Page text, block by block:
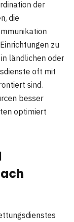
der
die
zu
ländlichen oder
oft mit
sind.
besser
optimiert